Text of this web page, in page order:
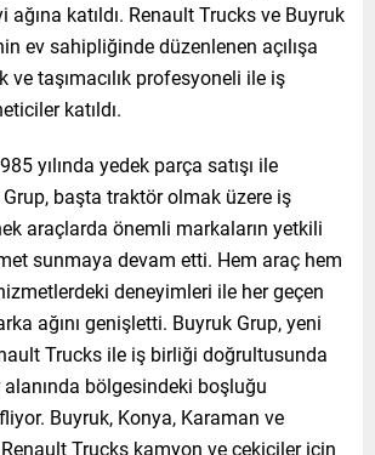
katıldı. Renault Trucks ve Buyruk
ev sahipliğinde düzenlenen açılışa
ve taşımacılık profesyoneli ile iş
katıldı.
yılında yedek parça satışı ile
başta traktör olmak üzere iş
araçlarda önemli markaların yetkili
sunmaya devam etti. Hem araç hem
deneyimleri ile her geçen
ağını genişletti. Buyruk Grup, yeni
Trucks ile iş birliği doğrultusunda
bölgesindeki boşluğu
Buyruk, Konya, Karaman ve
Trucks kamyon ve çekiciler için